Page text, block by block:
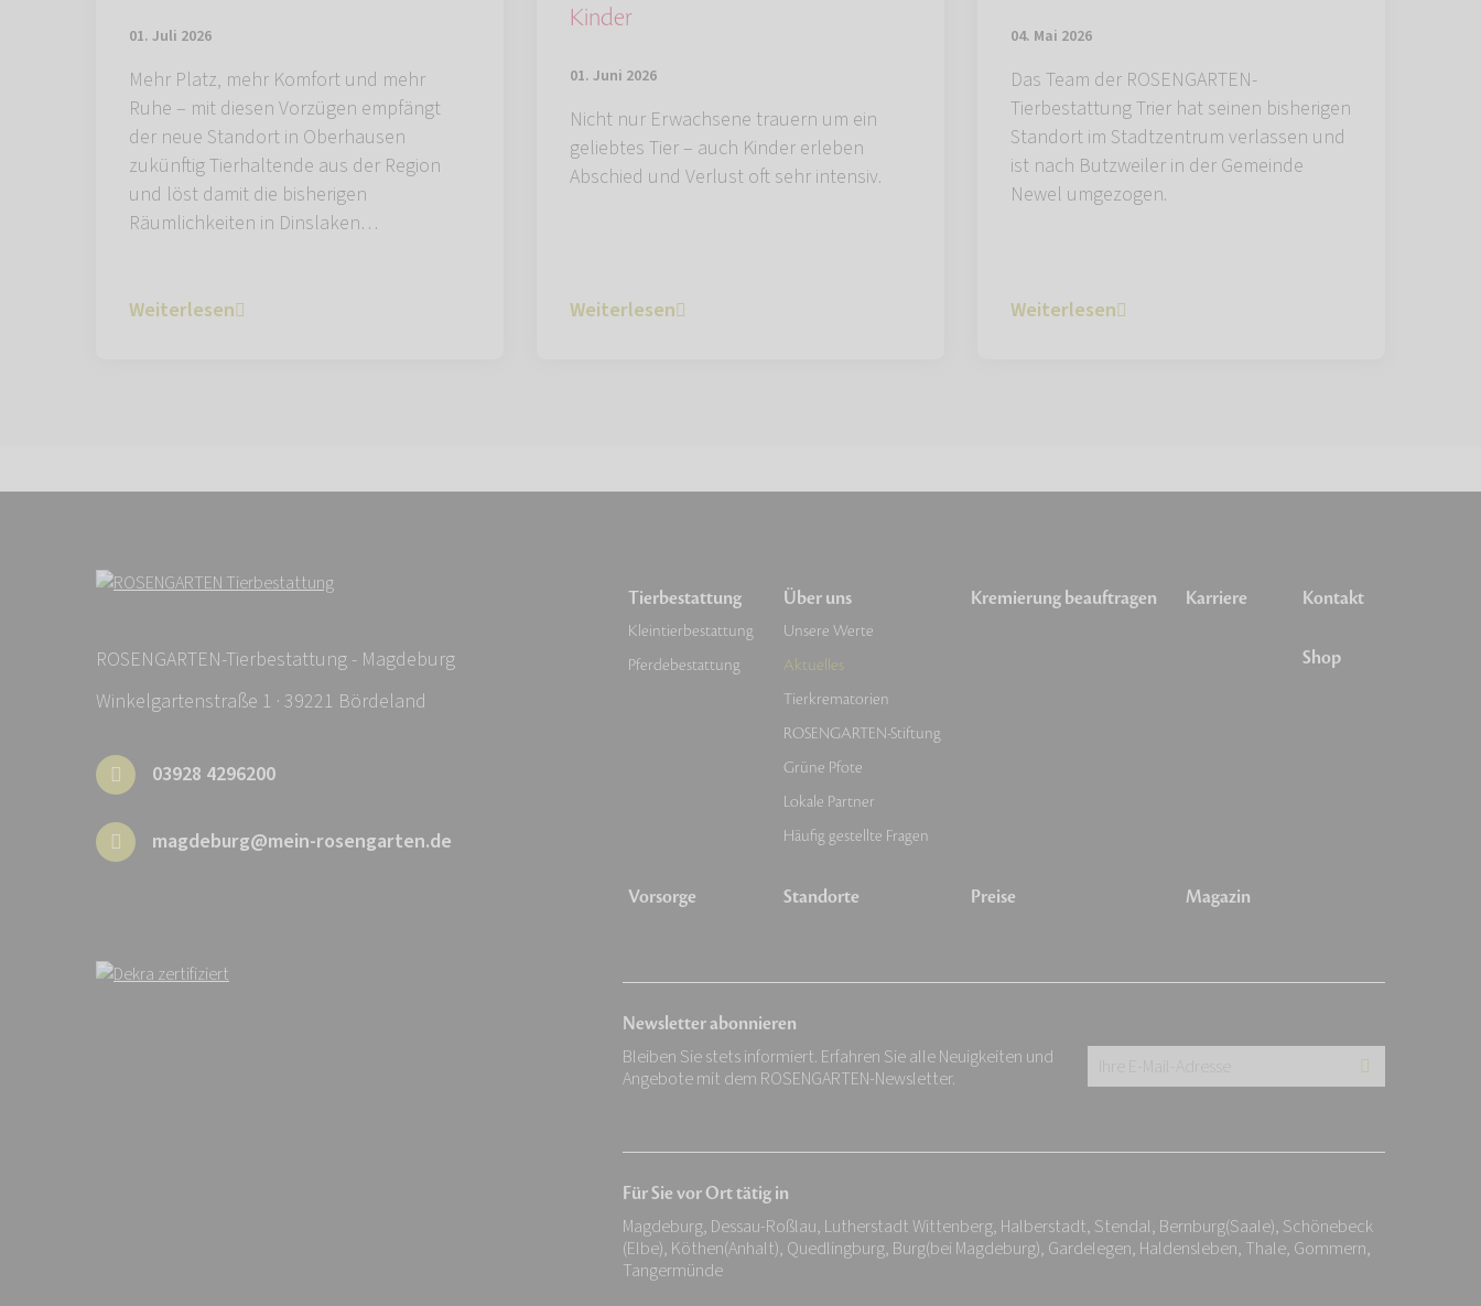
01. Juli 2026
Mehr Platz, mehr Komfort und mehr
Ruhe – mit diesen Vorzügen empfängt
der neue Standort in Oberhausen
zukünftig Tierhaltende aus der Region
und löst damit die bisherigen
Räumlichkeiten in Dinslaken…
Weiterlesen
Kinder
01. Juni 2026
Nicht nur Erwachsene trauern um ein
geliebtes Tier – auch Kinder erleben
Abschied und Verlust oft sehr intensiv.
Weiterlesen
04. Mai 2026
Das Team der ROSENGARTEN-
Tierbestattung Trier hat seinen bisherigen
Standort im Stadtzentrum verlassen und
ist nach Butzweiler in der Gemeinde
Newel umgezogen.
Weiterlesen
ROSENGARTEN-Tierbestattung - Magdeburg
Winkelgartenstraße 1 · 39221 Bördeland
03928 4296200
magdeburg@mein-rosengarten.de
Tierbestattung
Kleintierbestattung
Pferdebestattung
Vorsorge
Über uns
Unsere Werte
Aktuelles
Tierkrematorien
ROSENGARTEN-Stiftung
Grüne Pfote
Lokale Partner
Häufig gestellte Fragen
Standorte
Kremierung beauftragen
Preise
Karriere
Magazin
Kontakt
Shop
Newsletter abonnieren
Bleiben Sie stets informiert. Erfahren Sie alle Neuigkeiten und
Angebote mit dem ROSENGARTEN-Newsletter.
E-
Für Sie vor Ort tätig in
Magdeburg, Dessau-Roßlau, Lutherstadt Wittenberg, Halberstadt, Stendal, Bernburg(Saale), Schönebeck
(Elbe), Köthen(Anhalt), Quedlingburg, Burg(bei Magdeburg), Gardelegen, Haldensleben, Thale, Gommern,
Tangermünde